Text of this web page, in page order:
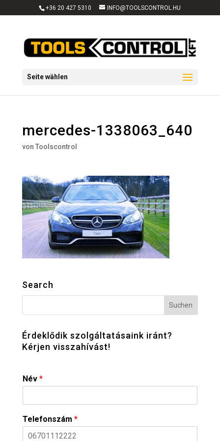
+36 20 427 5310 INFO@TOOLSCONTROL.HU
Seite wählen
mercedes-1338063_640
von Toolscontrol
Search
Érdeklődik szolgáltatásaink iránt?
Kérjen visszahívást!
Név *
Telefonszám *